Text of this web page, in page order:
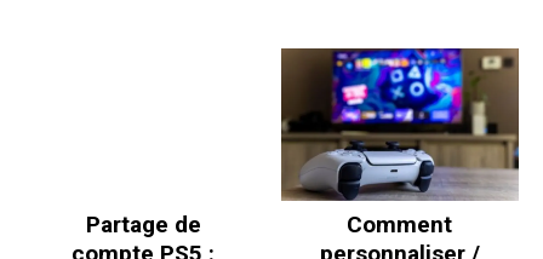
Partage de
compte PS5 :
Comment
personnaliser /